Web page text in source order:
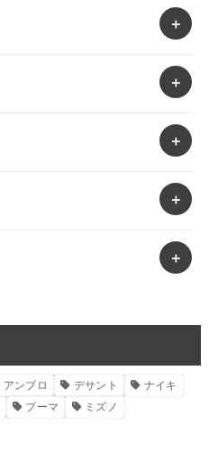
アンブロ デサント
ナイキ
プーマ
ミズノ